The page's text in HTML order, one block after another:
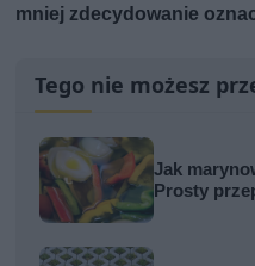
mniej zdecydowanie
Tego nie możesz
Jak
Prosty